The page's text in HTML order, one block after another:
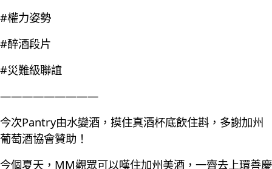
#權力姿勢
#醉酒段片
#災難級聯誼
—————————
今次Pantry由水變酒，摸住真酒杯底飲住斟，多謝加州
葡萄酒協會贊助！
今個夏天，MM觀眾可以嘆住加州美酒，一齊去上環善慶